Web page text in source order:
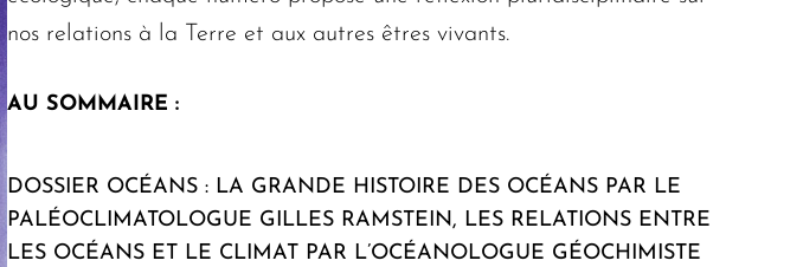
nos relations à la Terre et aux autres êtres vivants.
AU SOMMAIRE :
DOSSIER OCÉANS : LA GRANDE HISTOIRE DES OCÉANS PAR LE
PALÉOCLIMATOLOGUE GILLES RAMSTEIN, LES RELATIONS ENTRE
LES OCÉANS ET LE CLIMAT PAR L’OCÉANOLOGUE GÉOCHIMISTE